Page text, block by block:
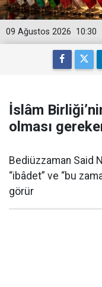
10:30
09 Ağustos 2026
İslâm
olması
Bediüzzaman Said
“ibâdet” ve “bu
görür